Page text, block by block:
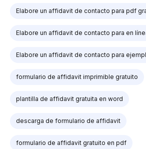
Elabore un affidavit de contacto para pdf
Elabore un affidavit de contacto para en
Elabore un affidavit de contacto para
formulario de affidavit imprimible gratuito
plantilla de affidavit gratuita en word
descarga de formulario de affidavit
formulario de affidavit gratuito en pdf